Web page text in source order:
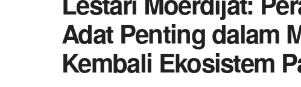
Adat Penting dalam
Kembali Ekosistem